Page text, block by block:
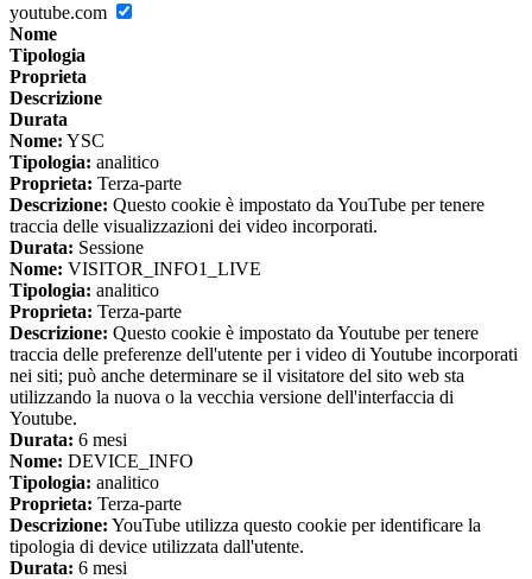
youtube.com
Nome
Tipologia
Proprieta
Descrizione
Durata
Nome: YSC
Tipologia: analitico
Proprieta: Terza-parte
Descrizione: Questo cookie è impostato da YouTube per tenere
traccia delle visualizzazioni dei video incorporati.
Durata: Sessione
Nome: VISITOR_INFO1_LIVE
Tipologia: analitico
Proprieta: Terza-parte
Descrizione: Questo cookie è impostato da Youtube per tenere
traccia delle preferenze dell'utente per i video di Youtube incorporati
nei siti; può anche determinare se il visitatore del sito web sta
utilizzando la nuova o la vecchia versione dell'interfaccia di
Youtube.
Durata: 6 mesi
Nome: DEVICE_INFO
Tipologia: analitico
Proprieta: Terza-parte
Descrizione: YouTube utilizza questo cookie per identificare la
tipologia di device utilizzata dall'utente.
Durata: 6 mesi